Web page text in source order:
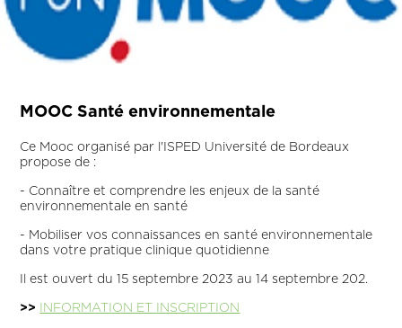
MOOC Santé environnementale
Ce Mooc organisé par l'ISPED Université de Bordeaux
propose de :
- Connaître et comprendre les enjeux de la santé
environnementale en santé
- Mobiliser vos connaissances en santé environnementale
dans votre pratique clinique quotidienne
Il est ouvert du 15 septembre 2023 au 14 septembre 202.
>> INFORMATION ET INSCRIPTION